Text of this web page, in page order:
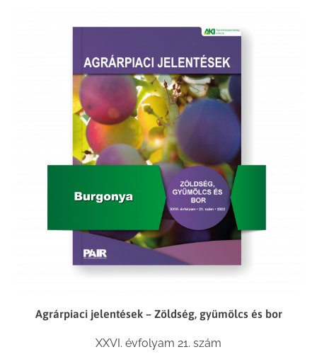
Agrárpiaci jelentések – Zöldség, gyümölcs és bor
XXVI. évfolyam 21. szám